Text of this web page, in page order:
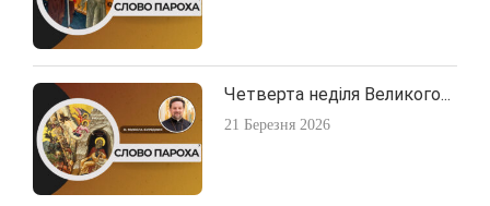
Четверта неділя Великого...
21 Березня 2026